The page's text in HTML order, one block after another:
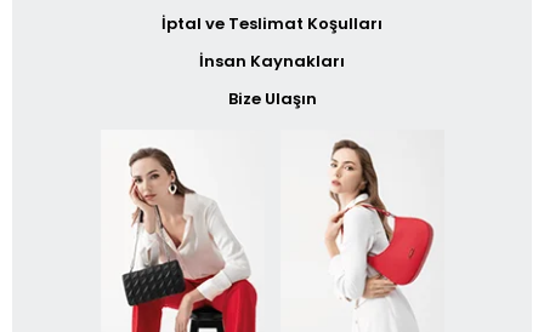
İptal ve Teslimat Koşulları
İnsan Kaynakları
Bize Ulaşın